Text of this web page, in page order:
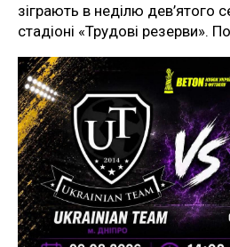
зіграють в неділю дев’ятого
стадіоні «Трудові резерви».